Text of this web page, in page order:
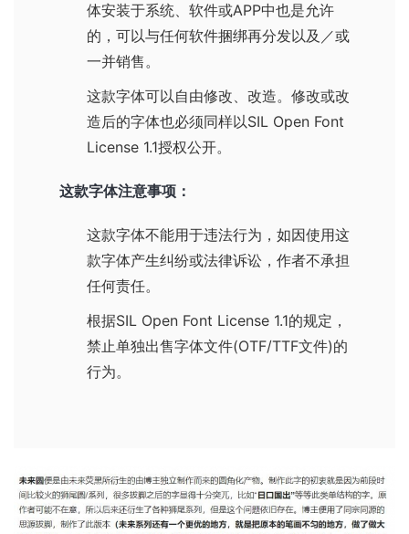
体安装于系统、软件或APP中也是允许
的，可以与任何软件捆绑再分发以及／或
一并销售。
这款字体可以自由修改、改造。修改或改
造后的字体也必须同样以SIL Open Font
License 1.1授权公开。
这款字体注意事项：
这款字体不能用于违法行为，如因使用这
款字体产生纠纷或法律诉讼，作者不承担
任何责任。
根据SIL Open Font License 1.1的规定，
禁止单独出售字体文件(OTF/TTF文件)的
行为。